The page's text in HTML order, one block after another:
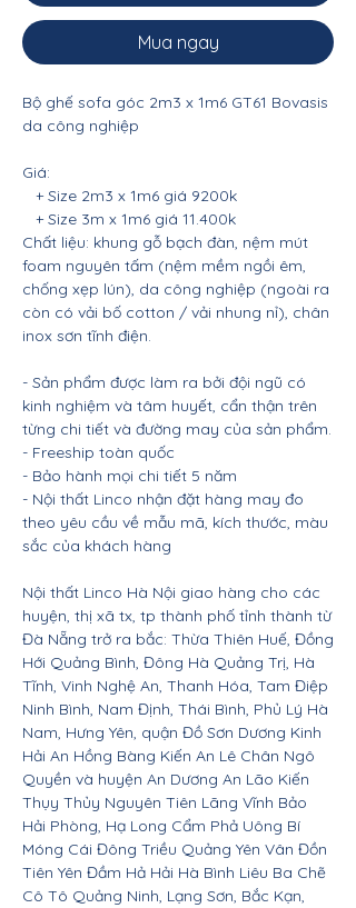
Mua ngay
Bộ ghế sofa góc 2m3 x 1m6 GT61 Bovasis
da công nghiệp
Giá:
+ Size 2m3 x 1m6 giá 9200k
+ Size 3m x 1m6 giá 11.400k
Chất liệu: khung gỗ bạch đàn, nệm mút
foam nguyên tấm (nệm mềm ngồi êm,
chống xẹp lún), da công nghiệp (ngoài ra
còn có vải bố cotton / vải nhung nỉ), chân
inox sơn tĩnh điện.
- Sản phẩm được làm ra bởi đội ngũ có
kinh nghiệm và tâm huyết, cẩn thận trên
từng chi tiết và đường may của sản phẩm.
- Freeship toàn quốc
- Bảo hành mọi chi tiết 5 năm
- Nội thất Linco nhận đặt hàng may đo
theo yêu cầu về mẫu mã, kích thước, màu
sắc của khách hàng
Nội thất Linco Hà Nội giao hàng cho các
huyện, thị xã tx, tp thành phố tỉnh thành từ
Đà Nẵng trở ra bắc: Thừa Thiên Huế, Đồng
Hới Quảng Bình, Đông Hà Quảng Trị, Hà
Tĩnh, Vinh Nghệ An, Thanh Hóa, Tam Điệp
Ninh Bình, Nam Định, Thái Bình, Phủ Lý Hà
Nam, Hưng Yên, quận Đồ Sơn Dương Kinh
Hải An Hồng Bàng Kiến An Lê Chân Ngô
Quyền và huyện An Dương An Lão Kiến
Thụy Thủy Nguyên Tiên Lãng Vĩnh Bảo
Hải Phòng, Hạ Long Cẩm Phả Uông Bí
Móng Cái Đông Triều Quảng Yên Vân Đồn
Tiên Yên Đầm Hả Hải Hà Bình Liêu Ba Chẽ
Cô Tô Quảng Ninh, Lạng Sơn, Bắc Kạn,